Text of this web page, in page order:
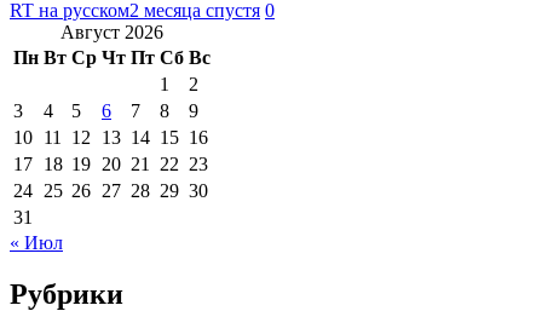
RT на русском2 месяца спустя 0
Август 2026
Пн Вт Ср Чт Пт Сб Вс
1
2
3
4 5 6 7 8
9
10 11 12 13 14 15 16
17 18 19 20 21 22 23
24 25 26 27 28 29 30
31
« Июл
Рубрики